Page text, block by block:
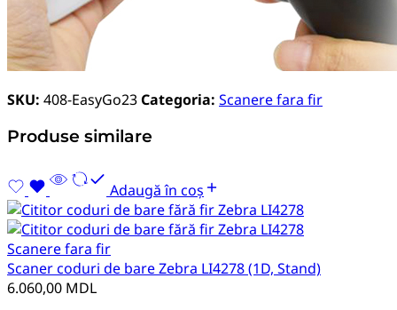
SKU: 408-EasyGo23Categoria: Scanere fara fir
Produse similare
Adaugă în coș
Scanere fara fir
Scaner coduri de bare Zebra LI4278 (1D, Stand)
6.060,00 MDL